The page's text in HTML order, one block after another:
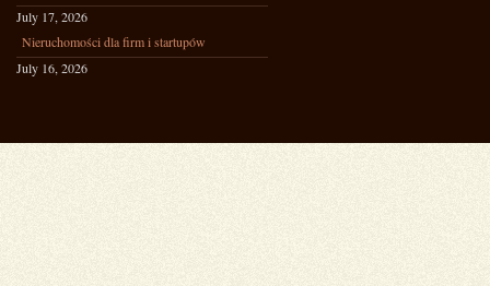
July 17, 2026
Nieruchomości dla firm i startupów
July 16, 2026